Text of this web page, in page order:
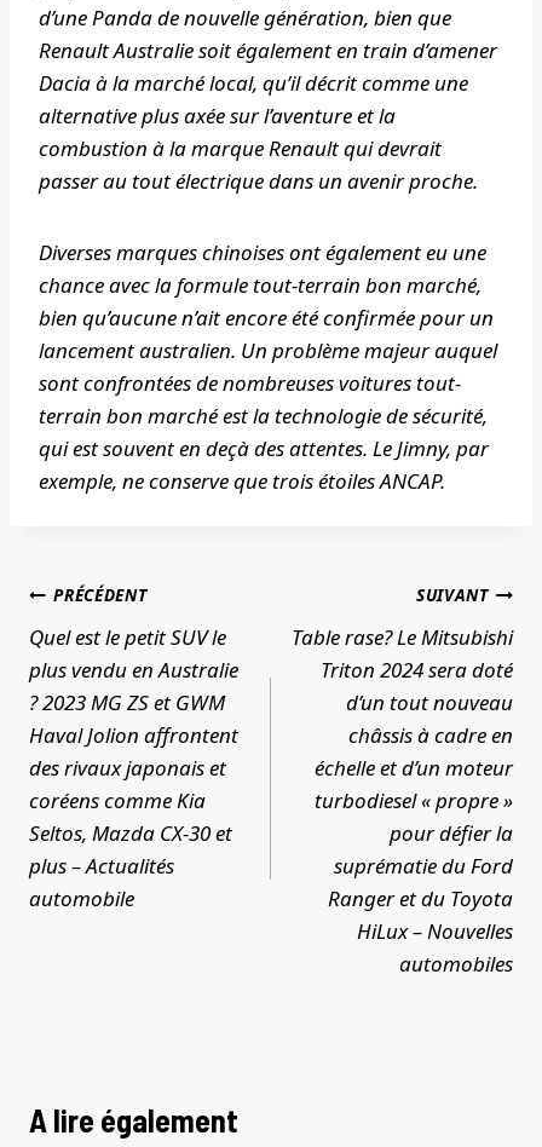
d’une Panda de nouvelle génération, bien que
Renault Australie soit également en train d’amener
Dacia à la marché local, qu’il décrit comme une
alternative plus axée sur l’aventure et la
combustion à la marque Renault qui devrait
passer au tout électrique dans un avenir proche.
Diverses marques chinoises ont également eu une
chance avec la formule tout-terrain bon marché,
bien qu’aucune n’ait encore été confirmée pour un
lancement australien. Un problème majeur auquel
sont confrontées de nombreuses voitures tout-
terrain bon marché est la technologie de sécurité,
qui est souvent en deçà des attentes. Le Jimny, par
exemple, ne conserve que trois étoiles ANCAP.
Navigation
de
l’article
PRÉCÉDENT
Quel est le petit SUV le
plus vendu en Australie
? 2023 MG ZS et GWM
Haval Jolion affrontent
des rivaux japonais et
coréens comme Kia
Seltos, Mazda CX-30 et
plus – Actualités
automobile
SUIVANT
Table rase? Le Mitsubishi
Triton 2024 sera doté
d’un tout nouveau
châssis à cadre en
échelle et d’un moteur
turbodiesel « propre »
pour défier la
suprématie du Ford
Ranger et du Toyota
HiLux – Nouvelles
automobiles
A lire également